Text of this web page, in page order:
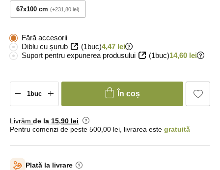
67x100 cm +231,80 lei
Fără accesorii
Diblu cu șurub
(1buc)4,47 lei
Suport pentru expunerea produsului
(1buc)14,60 lei
În coș
Livrăm de la 15,90 lei
Pentru comenzi de peste 500,00 lei, livrarea este gratuită
Plată la livrare